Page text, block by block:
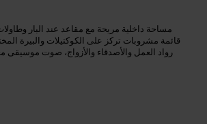
مساحة داخلية مريحة مع مقاعد عند البار
قائمة مشروبات تركز على الكوكتيلات والبيرة
رواد العمل والأصدقاء والأزواج، صوت